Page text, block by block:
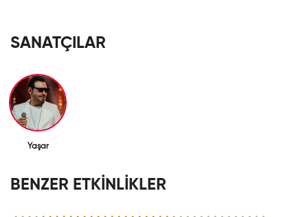
SANATÇILAR
Yaşar
BENZER ETKİNLİKLER